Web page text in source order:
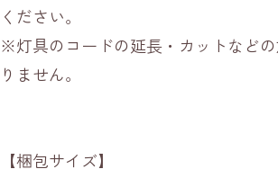
ください。
※灯具のコードの延長・カットなど
りません。
【梱包サイズ】